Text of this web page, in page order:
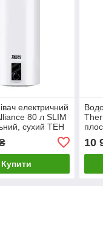
електричний
80 л SLIM
сухий ТЕН
Купити
10